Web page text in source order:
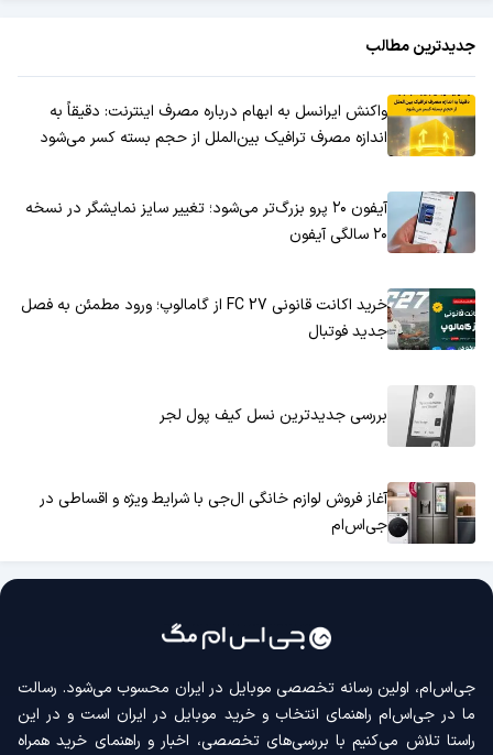
جدیدترین مطالب
واکنش ایرانسل به ابهام درباره مصرف اینترنت: دقیقاً به
اندازه مصرف ترافیک بین‌الملل از حجم بسته کسر می‌شود
آیفون ۲۰ پرو بزرگ‌تر می‌شود؛ تغییر سایز نمایشگر در نسخه
۲۰ سالگی آیفون
خرید اکانت قانونی FC 27 از گامالوپ؛ ورود مطمئن به فصل
جدید فوتبال
بررسی جدیدترین نسل کیف پول لجر
آغاز فروش لوازم خانگی ال‌جی با شرایط ویژه و اقساطی در
جی‌اس‌ام
جی‌اس‌ام، اولین رسانه‌ تخصصی موبایل در ایران محسوب می‌شود. رسالت
ما در جی‌اس‌ام راهنمای انتخاب و خرید موبایل در ایران است و در این
راستا تلاش می‌کنیم با بررسی‌های تخصصی، اخبار و راهنمای خرید همراه